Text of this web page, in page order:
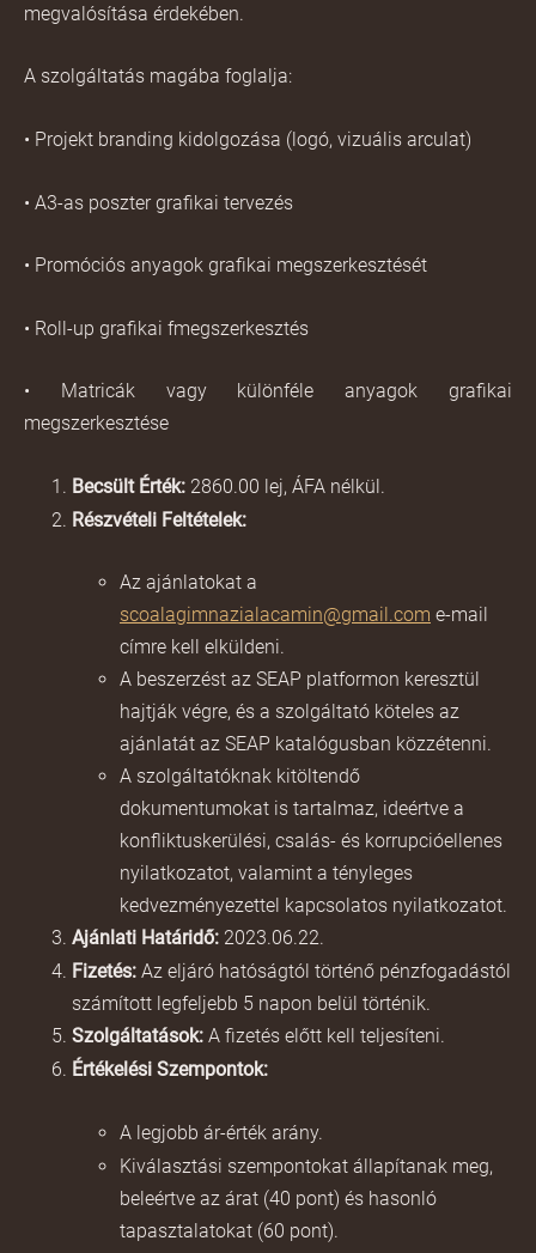
megvalósítása érdekében.
A szolgáltatás magába foglalja:
• Projekt branding kidolgozása (logó, vizuális arculat)
• A3-as poszter grafikai tervezés
• Promóciós anyagok grafikai megszerkesztését
• Roll-up grafikai fmegszerkesztés
• Matricák vagy különféle anyagok grafikai
megszerkesztése
Becsült Érték: 2860.00 lej, ÁFA nélkül.
Részvételi Feltételek:
Az ajánlatokat a
scoalagimnazialacamin@gmail.com e-mail
címre kell elküldeni.
A beszerzést az SEAP platformon keresztül
hajtják végre, és a szolgáltató köteles az
ajánlatát az SEAP katalógusban közzétenni.
A szolgáltatóknak kitöltendő
dokumentumokat is tartalmaz, ideértve a
konfliktuskerülési, csalás- és korrupcióellenes
nyilatkozatot, valamint a tényleges
kedvezményezettel kapcsolatos nyilatkozatot.
Ajánlati Határidő: 2023.06.22.
Fizetés: Az eljáró hatóságtól történő pénzfogadástól
számított legfeljebb 5 napon belül történik.
Szolgáltatások: A fizetés előtt kell teljesíteni.
Értékelési Szempontok:
A legjobb ár-érték arány.
Kiválasztási szempontokat állapítanak meg,
beleértve az árat (40 pont) és hasonló
tapasztalatokat (60 pont).